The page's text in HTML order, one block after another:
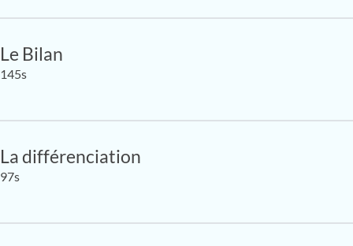
Le Bilan
145s
La différenciation
97s